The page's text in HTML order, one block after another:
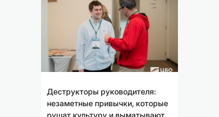
Деструкторы руководителя:
незаметные привычки, которые
рушат культуру и выматывают